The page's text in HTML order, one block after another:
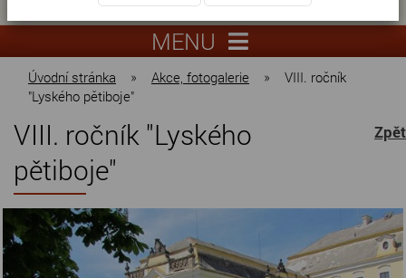
prohlídka
551
lysa.cz
MENU
Úvodní stránka » Akce, fotogalerie »
VIII. ročník
"Lyského pětiboje"
VIII. ročník "Lyského
pětiboje"
Zpět